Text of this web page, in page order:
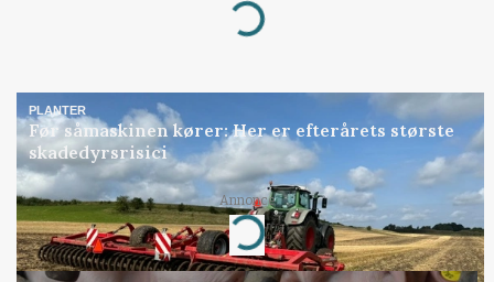
Loading...
PLANTER
Før såmaskinen kører: Her er efterårets største
skadedyrsrisici
Annonce
Loading...